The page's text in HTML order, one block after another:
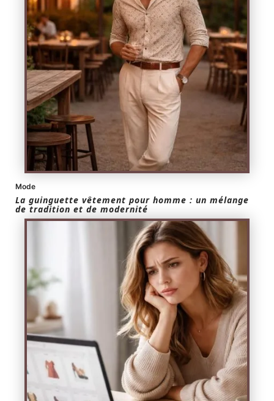
Mode
La guinguette vêtement pour homme : un mélange
de tradition et de modernité